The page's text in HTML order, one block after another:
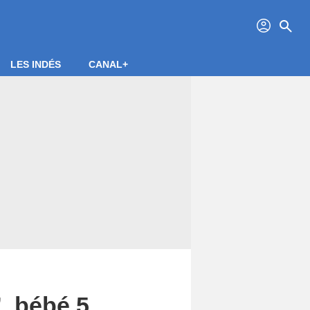
profil search
LES INDÉS CANAL+